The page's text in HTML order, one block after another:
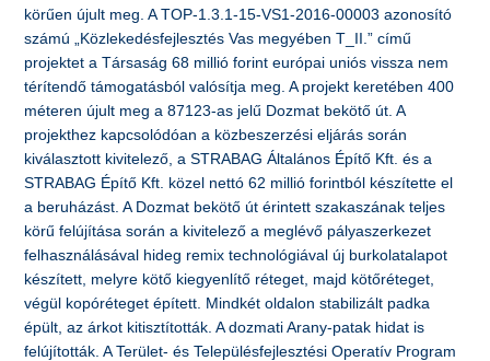
körűen újult meg. A TOP-1.3.1-15-VS1-2016-00003 azonosító
számú „Közlekedésfejlesztés Vas megyében T_II.” című
projektet a Társaság 68 millió forint európai uniós vissza nem
térítendő támogatásból valósítja meg. A projekt keretében 400
méteren újult meg a 87123-as jelű Dozmat bekötő út. A
projekthez kapcsolódóan a közbeszerzési eljárás során
kiválasztott kivitelező, a STRABAG Általános Építő Kft. és a
STRABAG Építő Kft. közel nettó 62 millió forintból készítette el
a beruházást. A Dozmat bekötő út érintett szakaszának teljes
körű felújítása során a kivitelező a meglévő pályaszerkezet
felhasználásával hideg remix technológiával új burkolatalapot
készített, melyre kötő kiegyenlítő réteget, majd kötőréteget,
végül kopóréteget épített. Mindkét oldalon stabilizált padka
épült, az árkot kitisztították. A dozmati Arany-patak hidat is
felújították. A Terület- és Településfejlesztési Operatív Program